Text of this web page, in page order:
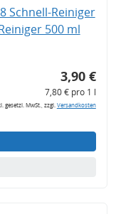
Schnell-Reiniger
500 ml
3,90 €
7,80 € pro 1 l
gesetzl. MwSt., zzgl.Versandkosten